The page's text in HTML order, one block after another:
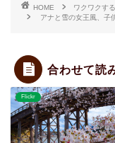
HOME
ワクワクす
アナと雪の女王風、子
合わせて読
Flickr